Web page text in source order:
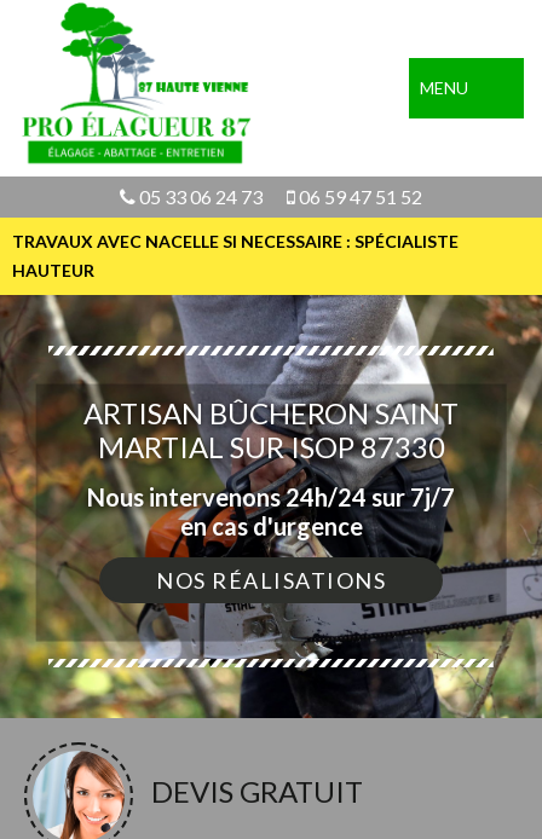
MENU
05 33 06 24 73 06 59 47 51 52
TRAVAUX AVEC NACELLE SI NECESSAIRE : SPÉCIALISTE
HAUTEUR
ARTISAN BÛCHERON SAINT
MARTIAL SUR ISOP 87330
Nous intervenons 24h/24 sur 7j/7
en cas d'urgence
NOS RÉALISATIONS
DEVIS GRATUIT